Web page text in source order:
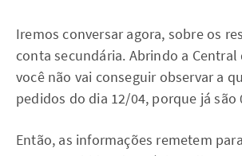
Iremos conversar agora, sobre os
conta secundária. Abrindo a Central
você não vai conseguir observar a
pedidos do dia 12/04, porque já são
Então, as informações remetem